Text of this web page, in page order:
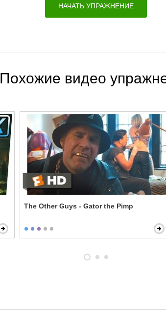
НАЧАТЬ УПРАЖНЕНИЕ
Похожие видео
The Other Guys - Gator the Pimp